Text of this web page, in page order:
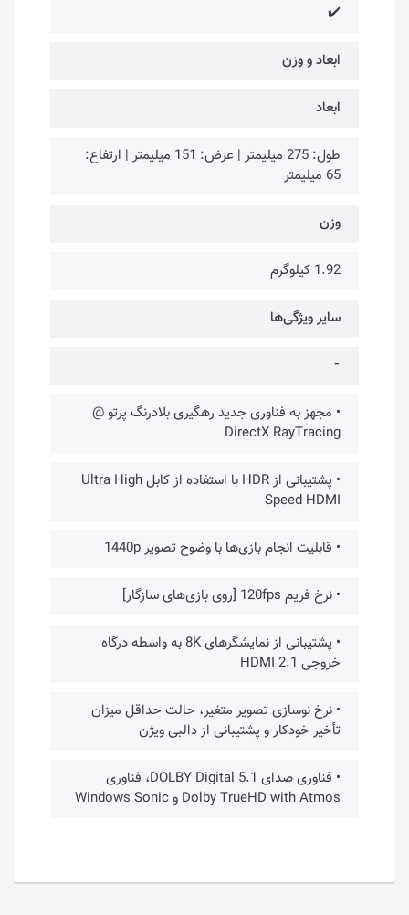
✔️
ابعاد و وزن
ابعاد
طول: 275 میلیمتر | عرض: 151 میلیمتر | ارتفاع:
65 میلیمتر
وزن
1.92 کیلوگرم
سایر ویژگی‌ها
⁃
• مجهز به فناوری جدید رهگیری بلادرنگ پرتو @
DirectX RayTracing
• پشتیبانی از HDR با استفاده از کابل Ultra High
Speed HDMI
• قابلیت انجام بازی‌ها با وضوح تصویر 1440p
• نرخ فریم 120fps [روی بازی‌های سازگار]
• پشتیبانی از نمایشگرهای 8K به واسطه درگاه
خروجی HDMI 2.1
• نرخ نوسازی تصویر متغیر، حالت حداقل میزان
تأخیر خودکار و پشتیبانی از دالبی ویژن
• فناوری صدای DOLBY Digital 5.1، فناوری
Dolby TrueHD with Atmos و Windows Sonic